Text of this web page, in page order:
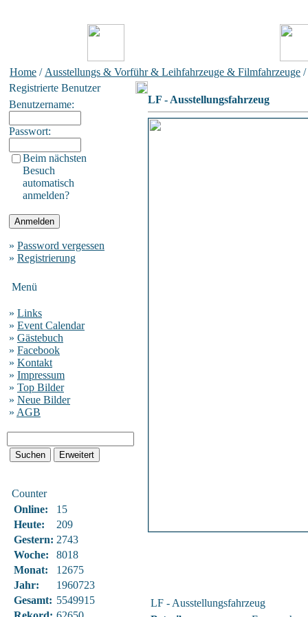
Home / Ausstellungs & Vorführ & Leihfahrzeuge & Filmfahrzeuge /
Registrierte Benutzer
Benutzername:
Passwort:
Beim nächsten
Besuch
automatisch
anmelden?
» Password vergessen
» Registrierung
Menü
» Links
» Event Calendar
» Gästebuch
» Facebook
» Kontakt
» Impressum
» Top Bilder
» Neue Bilder
» AGB
Counter
Online:
15
Heute:
209
Gestern: 2743
Woche:
8018
Monat:
12675
Jahr:
1960723
Gesamt: 5549915
LF - Ausstellungsfahrzeug
LF - Ausstellungsfahrzeug